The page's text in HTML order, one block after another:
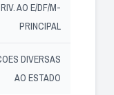
AO E/DF/M-
PRINCIPAL
DIVERSAS
AO ESTADO